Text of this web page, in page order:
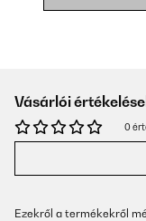
Vásárlói
0
Ezekről a termékekről